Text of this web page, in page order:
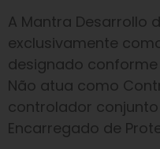
A Mantra Desarrollo
exclusivamente
designado conforme
Não atua como
controlador
Encarregado de